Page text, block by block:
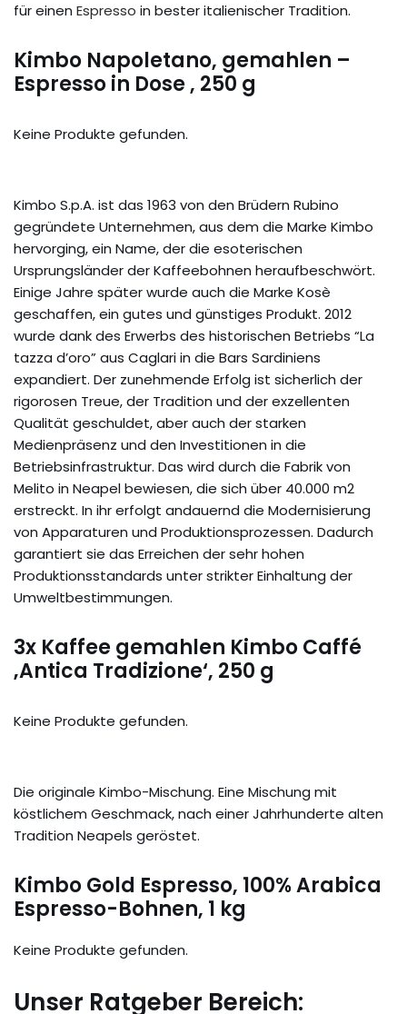
für einen Espresso in bester italienischer Tradition.
Kimbo Napoletano, gemahlen –
Espresso in Dose , 250 g
Keine Produkte gefunden.
Kimbo S.p.A. ist das 1963 von den Brüdern Rubino
gegründete Unternehmen, aus dem die Marke Kimbo
hervorging, ein Name, der die esoterischen
Ursprungsländer der Kaffeebohnen heraufbeschwört.
Einige Jahre später wurde auch die Marke Kosè
geschaffen, ein gutes und günstiges Produkt. 2012
wurde dank des Erwerbs des historischen Betriebs “La
tazza d’oro” aus Caglari in die Bars Sardiniens
expandiert. Der zunehmende Erfolg ist sicherlich der
rigorosen Treue, der Tradition und der exzellenten
Qualität geschuldet, aber auch der starken
Medienpräsenz und den Investitionen in die
Betriebsinfrastruktur. Das wird durch die Fabrik von
Melito in Neapel bewiesen, die sich über 40.000 m2
erstreckt. In ihr erfolgt andauernd die Modernisierung
von Apparaturen und Produktionsprozessen. Dadurch
garantiert sie das Erreichen der sehr hohen
Produktionsstandards unter strikter Einhaltung der
Umweltbestimmungen.
3x Kaffee gemahlen Kimbo Caffé
‚Antica Tradizione‘, 250 g
Keine Produkte gefunden.
Die originale Kimbo-Mischung. Eine Mischung mit
köstlichem Geschmack, nach einer Jahrhunderte alten
Tradition Neapels geröstet.
Kimbo Gold Espresso, 100% Arabica
Espresso-Bohnen, 1 kg
Keine Produkte gefunden.
Unser Ratgeber Bereich: